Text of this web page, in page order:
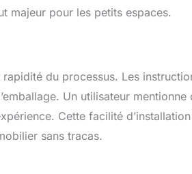
majeur pour les petits espaces.
du processus. Les
Un utilisateur mentionne
Cette facilité
sans tracas.